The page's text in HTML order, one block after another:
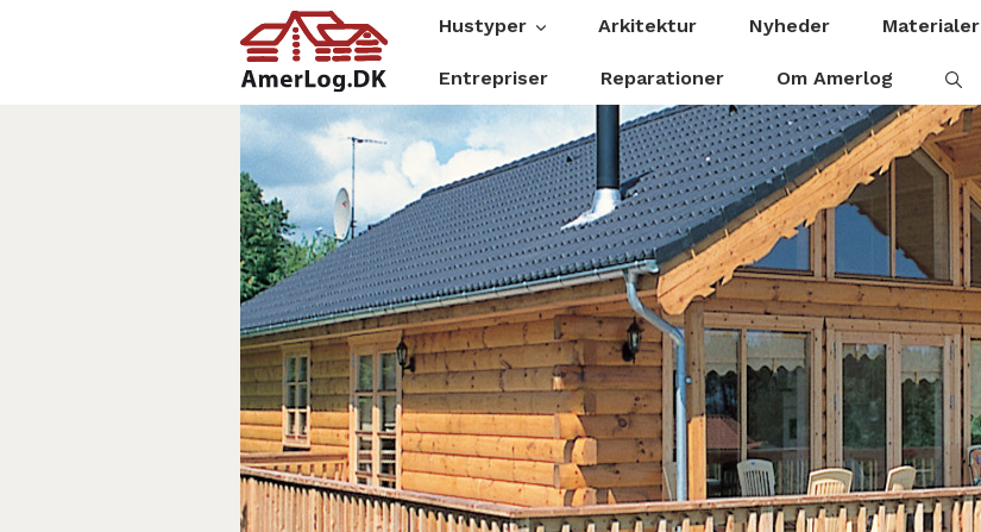
Hustyper Arkitektur Nyheder Materialer
Entrepriser Reparationer Om Amerlog